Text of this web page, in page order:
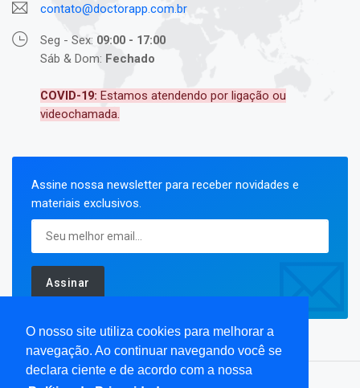
O nosso site utiliza cookies para melhorar a
navegação. Ao continuar navegando você se
declara ciente e de acordo com a nossa
contato@doctorapp.com.br
Seg - Sex: 09:00 - 17:00
Sáb & Dom: Fechado
COVID-19: Estamos atendendo por ligação ou
videochamada.
Assine nossa newsletter para receber novidades e
materiais exclusivos.
Assinar